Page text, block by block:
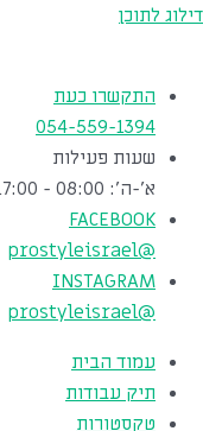
דילוג לתוכן
התקשרו כעת
054-559-1394
שעות פעילות
א'-ה': 08:00 - 17:00
FACEBOOK
@prostyleisrael
INSTAGRAM
@prostyleisrael
עמוד הבית
תיק עבודות
טקסטורות